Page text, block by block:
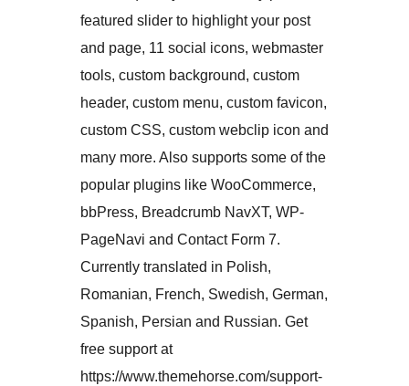
featured slider to highlight your post
and page, 11 social icons, webmaster
tools, custom background, custom
header, custom menu, custom favicon,
custom CSS, custom webclip icon and
many more. Also supports some of the
popular plugins like WooCommerce,
bbPress, Breadcrumb NavXT, WP-
PageNavi and Contact Form 7.
Currently translated in Polish,
Romanian, French, Swedish, German,
Spanish, Persian and Russian. Get
free support at
https://www.themehorse.com/support-